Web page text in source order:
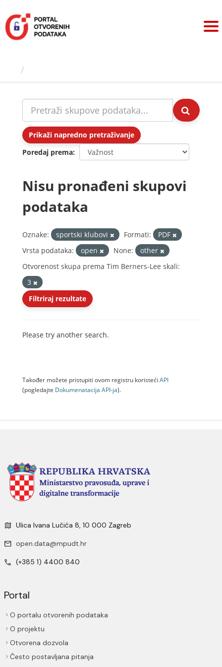
sadržaj
Prikaži napredno pretraživanje
Poredaj prema
Nisu pronađeni skupovi
podataka
Oznake: sportski klubovi Formati:
PDF
Vrsta podataka:
open None:
other
Otvorenost skupa prema Tim Berners-Lee skali:
3
Filtriraj rezultate
Please try another search.
Također možete pristupiti ovom registru koristeći API
(pogledajte Dokumenаtаcijа API-jа).